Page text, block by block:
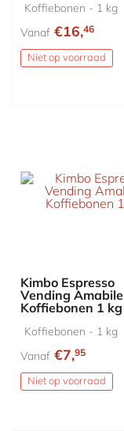
Koffiebonen - 1 kg
Vanaf €16,46
Niet op voorraad
Kimbo Espresso
Vending Amabile
Koffiebonen 1 kg
Koffiebonen - 1 kg
Vanaf €7,95
Niet op voorraad